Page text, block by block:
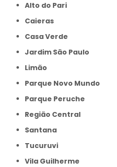
Alto do Pari
Caieras
Casa Verde
Jardim São Paulo
Limão
Parque Novo Mundo
Parque Peruche
Região Central
Santana
Tucuruvi
Vila Guilherme